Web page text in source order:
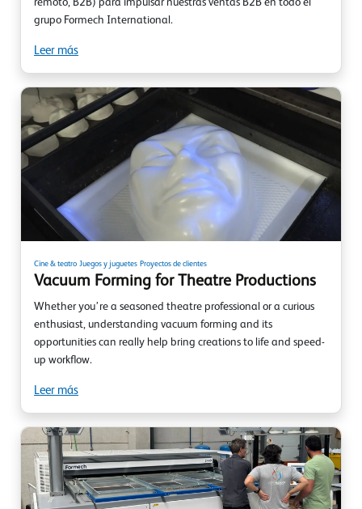
remoto, B2B) para impulsar nuestras ventas B2B en todo el
grupo Formech International.
Leer más
Cine & teatro Juegos y juguetes Proyectos de clientes
Vacuum Forming for Theatre Productions
Whether you’re a seasoned theatre professional or a curious
enthusiast, understanding vacuum forming and its
opportunities can really help bring creations to life and speed-
up workflow.
Leer más